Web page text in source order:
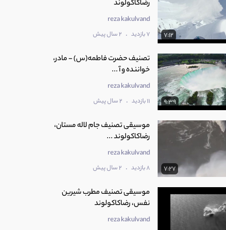
7:12
رضاکاکولوند
reza kakulvand
7 بازدید . 2 سال پیش
9:39
تصنیف حضرت فاطمه(س) - مادر،
خواننده و آ ...
reza kakulvand
11 بازدید . 2 سال پیش
7:27
موسیقی تصنیف جام لاله مستان،
رضاکاکولوند ...
reza kakulvand
8 بازدید . 2 سال پیش
موسیقی تصنیف مطرب شیرین
نفس، رضاکاکولوند
reza kakulvand